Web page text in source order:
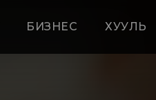
БИЗНЕС ХУУЛЬ